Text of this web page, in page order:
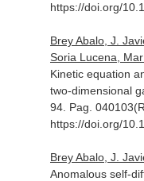
https://doi.org/
Brey Abalo, J.
Soria Lucena,
Kinetic equation
two-dimensional
94. Pag.
https://doi.org/
Brey Abalo, J.
Anomalous self-